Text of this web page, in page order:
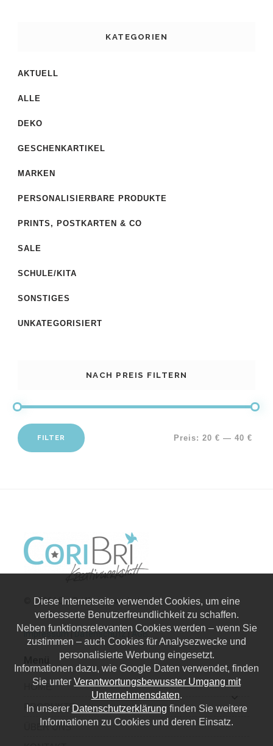
KATEGORIEN
AKTUELL
ALLE
DEKO
GESCHENKARTIKEL
MARKEN
PERSONALISIERBARE PRODUKTE
PRINTS, POSTKARTEN & CO
SALE
SCHULE/KITA
SONSTIGES
UNKATEGORISIERT
NACH PREIS FILTERN
FILTER Preis: 20 € — 40 €
© 2026 | CoriBri Kreativwerkstatt
Impressum|Datenschutz|AGB
HOME
PRODUKTE
ÜBER UNS
Diese Internetseite verwendet Cookies, um eine
verbesserte Benutzerfreundlichkeit zu schaffen.
Neben funktionsrelevanten Cookies werden – wenn Sie
zustimmen – auch Cookies für Analysezwecke und
personalisierte Werbung eingesetzt.
Informationen dazu, wie Google Daten verwendet, finden
Sie unter Verantwortungsbewusster Umgang mit
Unternehmensdaten.
In unserer Datenschutzerklärung finden Sie weitere
Informationen zu Cookies und deren Einsatz.